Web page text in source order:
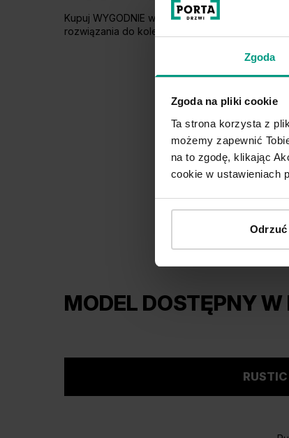
Zgoda
Zgoda na pliki cookie
Ta strona korzysta z
możemy zapewnić
na to zgodę, klikając
cookie w ustawieniach
Odrzuć
Kupuj WYGODNIE w komplecie. W PORTA
rozwiązania do kolekcji, którą wybierzesz.
MODEL DOSTĘPNY
RUSTIC